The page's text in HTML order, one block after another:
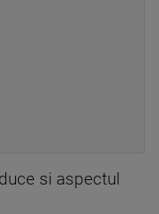
si aspectul